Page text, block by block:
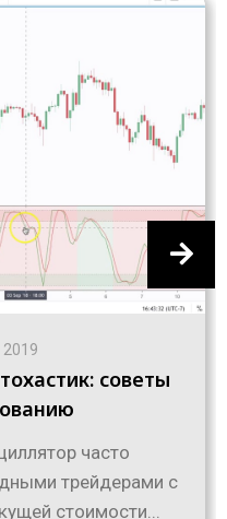
2019
советы
часто
трейдерами с
стоимости...